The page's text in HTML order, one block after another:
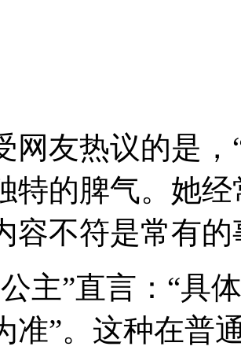
友热议的是，“
特的脾气。她
容不符是常有的
”直言：“具体
准”。这种在普